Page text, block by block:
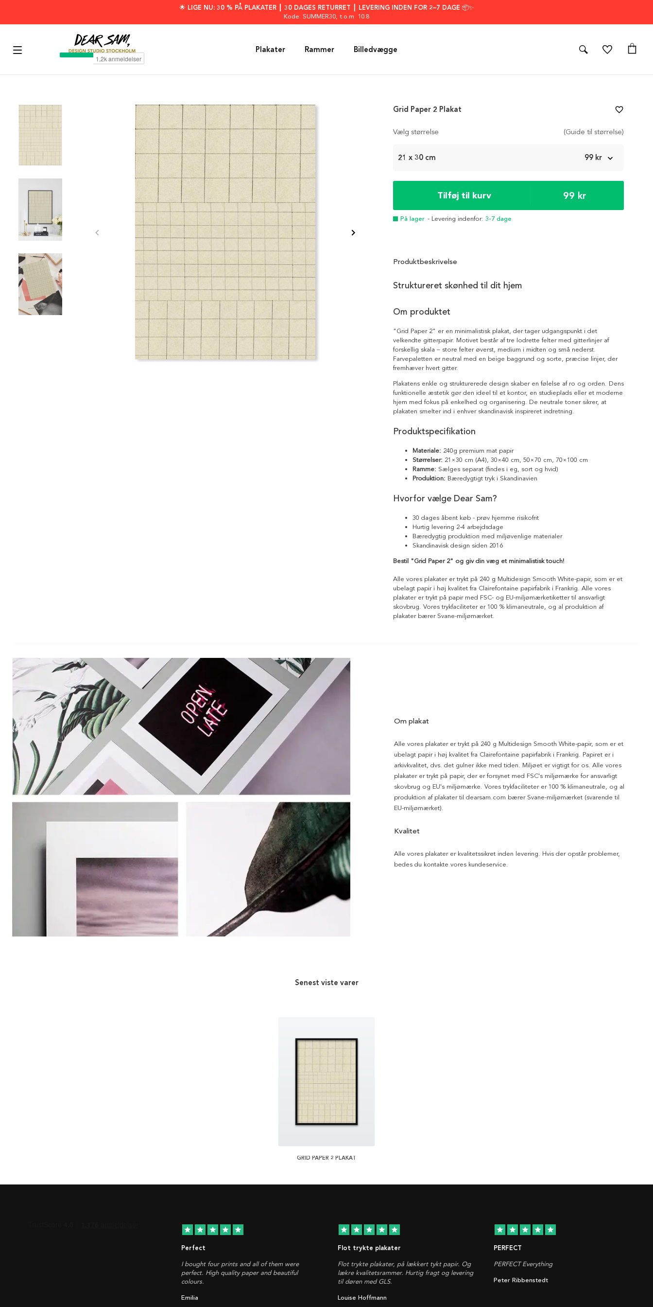
🌟 LIGE NU: 30 % PÅ PLAKATER ┃ 30 DAGES RETURRET ┃ LEVERING INDEN FOR 2–7 DAGE 📦✨
Kode: SUMMER30, t.o.m. 10.8
Plakater Rammer Billedvægge
Vælg størrelse (Guide til størrelse)
21 x 30 cm 99 kr
Tilføj til kurv 99 kr
På lager - Levering indenfor: 3-7 dage
Grid Paper 2 Plakat favorite_border
Produktbeskrivelse
Struktureret skønhed til dit hjem
Om produktet
"Grid Paper 2" er en minimalistisk plakat, der tager udgangspunkt i det
velkendte gitterpapir. Motivet består af tre lodrette felter med gitterlinjer af
forskellig skala – store felter øverst, medium i midten og små nederst.
Farvepaletten er neutral med en beige baggrund og sorte, præcise linjer, der
fremhæver hvert gitter.
Plakatens enkle og strukturerede design skaber en følelse af ro og orden. Dens
funktionelle æstetik gør den ideel til et kontor, en studieplads eller et moderne
hjem med fokus på enkelhed og organisering. De neutrale toner sikrer, at
plakaten smelter ind i enhver skandinavisk inspireret indretning.
Produktspecifikation
Materiale: 240g premium mat papir
Størrelser: 21×30 cm (A4), 30×40 cm, 50×70 cm, 70×100 cm
Ramme: Sælges separat (findes i eg, sort og hvid)
Produktion: Bæredygtigt tryk i Skandinavien
Hvorfor vælge Dear Sam?
30 dages åbent køb - prøv hjemme risikofrit
Hurtig levering 2-4 arbejdsdage
Bæredygtig produktion med miljøvenlige materialer
Skandinavisk design siden 2016
Bestil "Grid Paper 2" og giv din væg et minimalistisk touch!
Alle vores plakater er trykt på 240 g Multidesign Smooth White-papir, som er et
ubelagt papir i høj kvalitet fra Clairefontaine papirfabrik i Frankrig. Alle vores
plakater er trykt på papir med FSC- og EU-miljømærketiketter til ansvarligt
skovbrug. Vores trykfaciliteter er 100 % klimaneutrale, og al produktion af
plakater bærer Svane-miljømærket.
Om plakat
Alle vores plakater er trykt på 240 g Multidesign Smooth White-papir, som er et
ubelagt papir i høj kvalitet fra Clairefontaine papirfabrik i Frankrig. Papiret er i
arkivkvalitet, dvs. det gulner ikke med tiden. Miljøet er vigtigt for os. Alle vores
plakater er trykt på papir, der er forsynet med FSC's miljømærke for ansvarligt
skovbrug og EU's miljømærke. Vores trykfaciliteter er 100 % klimaneutrale, og al
produktion af plakater til dearsam.com bærer Svane-miljømærket (svarende til
EU-miljømærket).
Kvalitet
Alle vores plakater er kvalitetssikret inden levering. Hvis der opstår problemer,
bedes du kontakte vores kundeservice.
Senest viste varer
GRID PAPER 2 PLAKAT
star star star star star
Perfect
I bought four prints and all of them were
perfect. High quality paper and beautiful
colours.
Emilia
star star star star star
Flot trykte plakater
Flot trykte plakater, på lækkert tykt papir. Og
lækre kvalitetsrammer. Hurtig fragt og levering
til døren med GLS.
Louise Hoffmann
star star star star star
PERFECT
PERFECT Everything
Peter Ribbenstedt